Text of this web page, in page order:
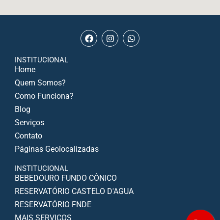
INSTITUCIONAL
Home
Quem Somos?
Como Funciona?
Blog
Serviços
Contato
Páginas Geolocalizadas
INSTITUCIONAL
BEBEDOURO FUNDO CÔNICO
RESERVATÓRIO CASTELO D'AGUA
RESERVATÓRIO FNDE
MAIS SERVIÇOS